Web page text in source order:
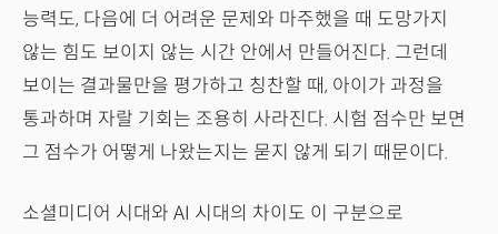
능력도, 다음에 더 어려운 문제와 마주했을 때 도망가지
않는 힘도 보이지 않는 시간 안에서 만들어진다. 그런데
보이는 결과물만을 평가하고 칭찬할 때, 아이가 과정을
통과하며 자랄 기회는 조용히 사라진다. 시험 점수만 보면
그 점수가 어떻게 나왔는지는 묻지 않게 되기 때문이다.
소셜미디어 시대와 AI 시대의 차이도 이 구분으로